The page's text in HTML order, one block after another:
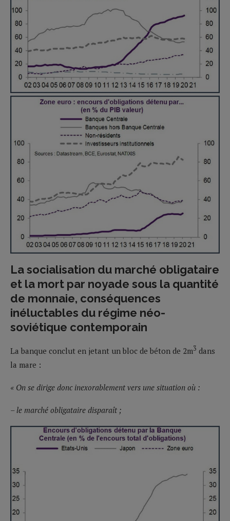
La socialisation du marché obligataire
et la mort par noyade sous la quantité
de monnaie, conséquences
inéluctables du régime néo-
soviétique contemporain
La banque conclut en jetant un bloc de béton de 2m3 dans
la mare :
« On se dirige donc inexorablement vers une situation où :
– le marché obligataire disparaît ;